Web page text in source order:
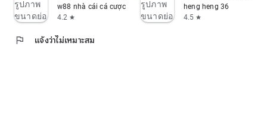
w88 nhà cái cá cược
4.2 star
heng heng 36
4.5 star
flag แจ้งว่าไม่เหมาะสม